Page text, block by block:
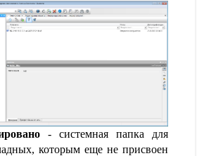
- системная папка для
которым еще не присвоен